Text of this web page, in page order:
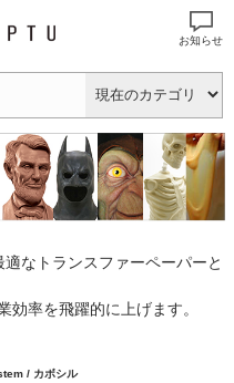
お知らせ
なトランスファーペーパーと
率を飛躍的に上げます。
/ カボシル